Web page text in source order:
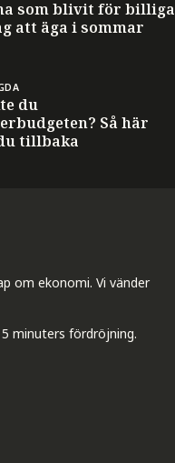
som blivit för billiga
att äga i sommar
du
Så här
tillbaka
om ekonomi. Vi vänder
minuters fördröjning.